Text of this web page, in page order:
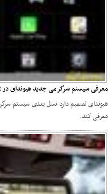
معرفی سیستم سرگرمی جدید هیوندای در CSE
معرفی کند.